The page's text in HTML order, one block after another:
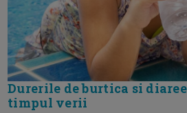
Durerile de burtica si
timpul verii